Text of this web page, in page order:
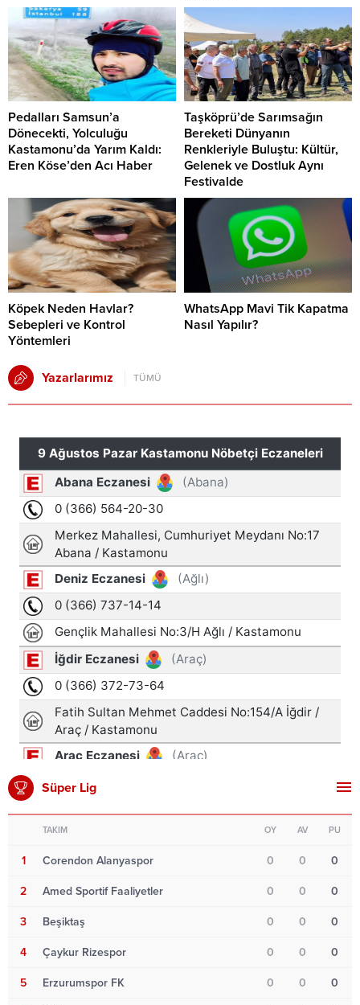
Pedalları Samsun’a
Dönecekti, Yolculuğu
Kastamonu’da Yarım Kaldı:
Eren Köse’den Acı Haber
Taşköprü’de Sarımsağın
Bereketi Dünyanın
Renkleriyle Buluştu: Kültür,
Gelenek ve Dostluk Aynı
Festivalde
Köpek Neden Havlar?
Sebepleri ve Kontrol
Yöntemleri
WhatsApp Mavi Tik Kapatma
Nasıl Yapılır?
Yazarlarımız TÜMÜ
Süper Lig
TAKIM OY AV PU
1 Corendon Alanyaspor 0 0 0
2 Amed Sportif Faaliyetler 0 0 0
3 Beşiktaş 0 0 0
4 Çaykur Rizespor 0 0 0
5 Erzurumspor FK 0 0 0